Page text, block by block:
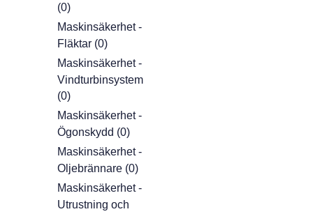
(0)
Maskinsäkerhet -
Fläktar (0)
Maskinsäkerhet -
Vindturbinsystem
(0)
Maskinsäkerhet -
Ögonskydd (0)
Maskinsäkerhet -
Oljebrännare (0)
Maskinsäkerhet -
Utrustning och